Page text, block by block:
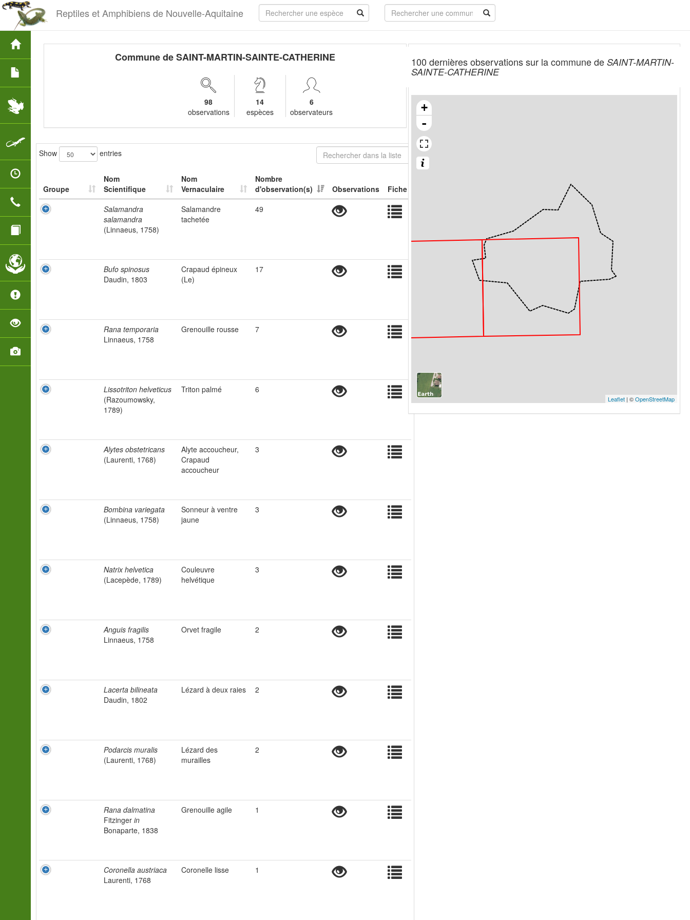
Reptiles et Amphibiens de Nouvelle-Aquitaine
Commune de SAINT-MARTIN-SAINTE-CATHERINE
98
observations
14
espèces
6
observateurs
Show entries
Groupe
Nom
Scientifique
Nom
Vernaculaire
Nombre
d'observation(s)
Observations
Fiche
Salamandra
salamandra
(Linnaeus, 1758)
Salamandre
tachetée
49
Bufo spinosus
Daudin, 1803
Crapaud épineux
(Le)
17
Rana temporaria
Linnaeus, 1758
Grenouille rousse 7
Lissotriton helveticus
(Razoumowsky,
1789)
Triton palmé 6
Alytes obstetricans
(Laurenti, 1768)
Alyte accoucheur,
Crapaud
accoucheur
3
Bombina variegata
(Linnaeus, 1758)
Sonneur à ventre
jaune
3
Natrix helvetica
(Lacepède, 1789)
Couleuvre
helvétique
3
Anguis fragilis
Linnaeus, 1758
Orvet fragile 2
Lacerta bilineata
Daudin, 1802
Lézard à deux raies 2
Podarcis muralis
(Laurenti, 1768)
Lézard des
murailles
2
Rana dalmatina
Fitzinger in
Bonaparte, 1838
Grenouille agile 1
Coronella austriaca
Laurenti, 1768
Coronelle lisse 1
100 dernières observations sur la commune de SAINT-MARTIN-
SAINTE-CATHERINE
+
-
Leaflet| ©OpenStreetMap